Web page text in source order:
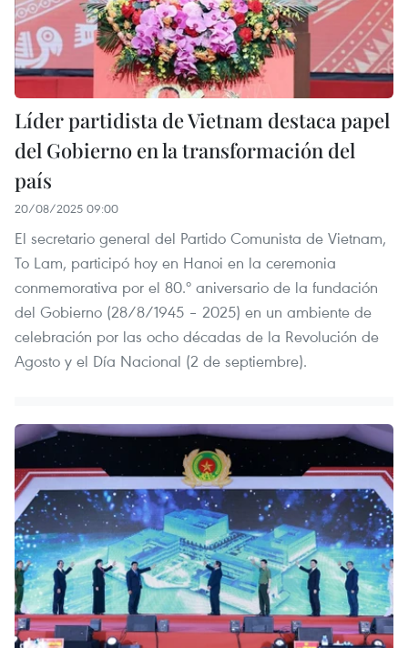
Líder partidista de Vietnam destaca papel
del Gobierno en la transformación del
país
20/08/2025 09:00
El secretario general del Partido Comunista de Vietnam,
To Lam, participó hoy en Hanoi en la ceremonia
conmemorativa por el 80.º aniversario de la fundación
del Gobierno (28/8/1945 – 2025) en un ambiente de
celebración por las ocho décadas de la Revolución de
Agosto y el Día Nacional (2 de septiembre).